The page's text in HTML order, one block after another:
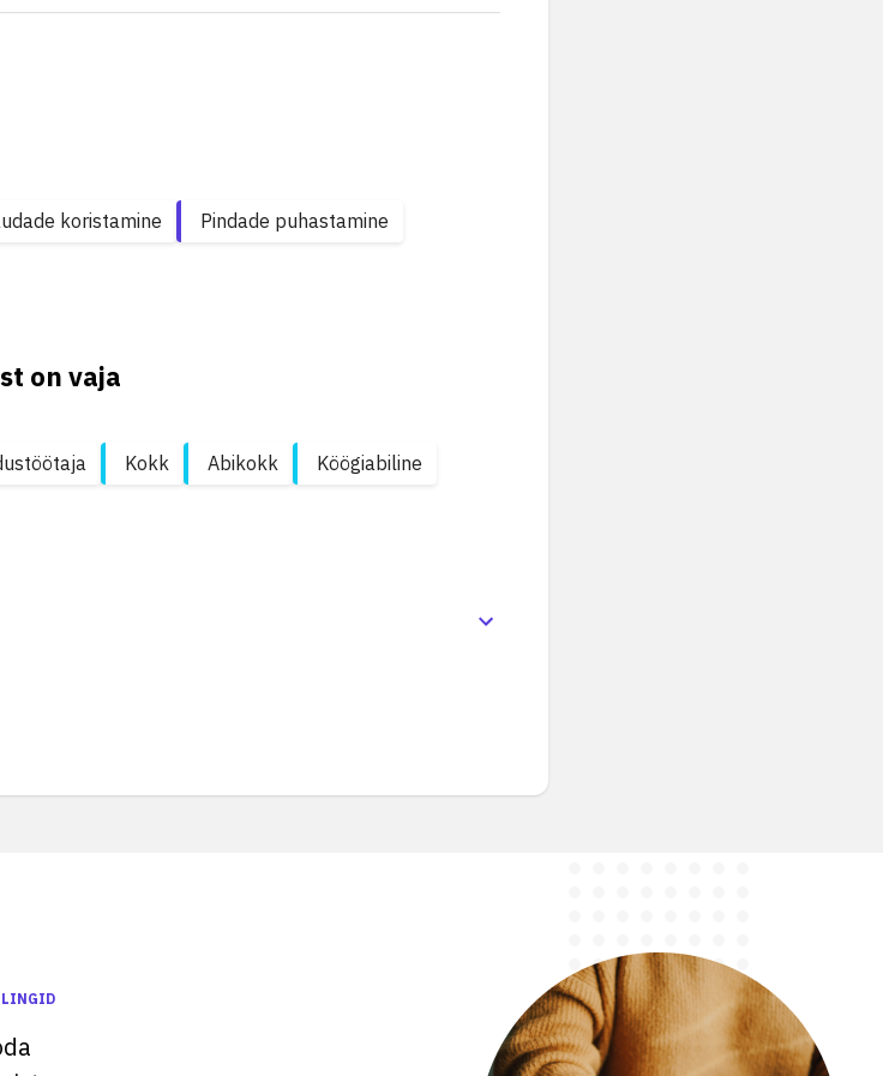
koristamine
Pindade puhastamine
on vaja
Kokk Abikokk Köögiabiline
LINGID